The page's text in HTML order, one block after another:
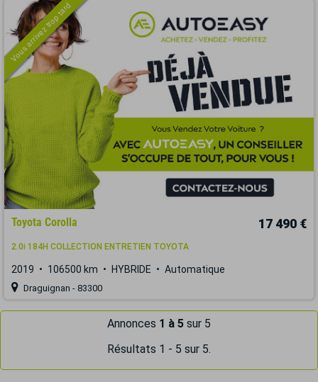
Vous arrivez trop tard
Toyota Corolla 17 490 €
2.0i 184H COLLECTION ENTRETIEN TOYOTA
2019 106500 km HYBRIDE Automatique
Draguignan - 83300
Annonces 1 à 5 sur 5
Résultats 1 - 5 sur 5.